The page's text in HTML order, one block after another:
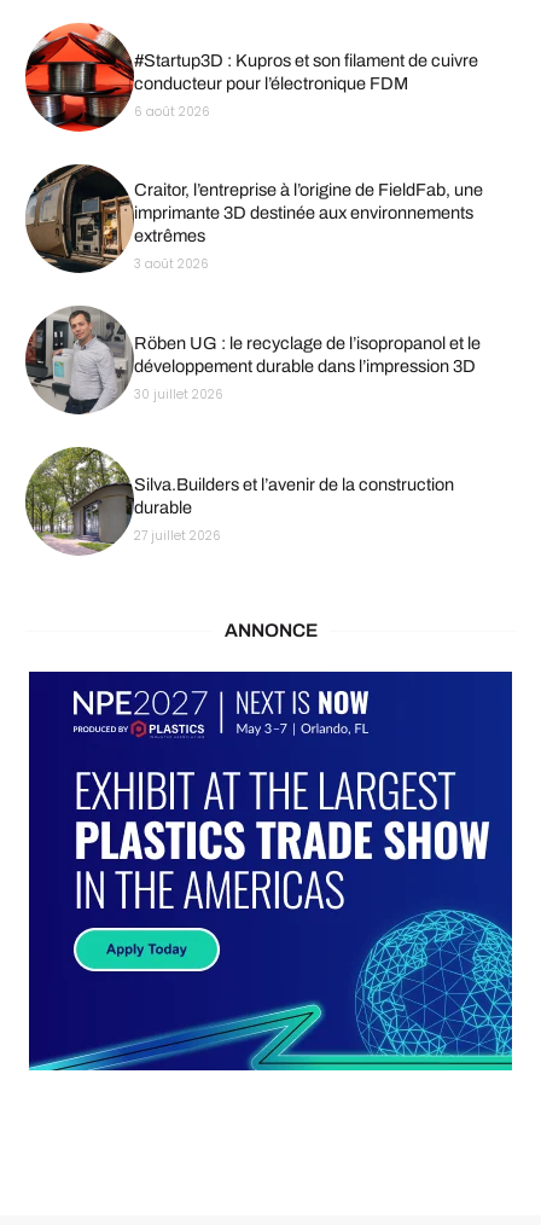
#Startup3D : Kupros et son filament de cuivre
conducteur pour l’électronique FDM
6 août 2026
Craitor, l’entreprise à l’origine de FieldFab, une
imprimante 3D destinée aux environnements
extrêmes
3 août 2026
Röben UG : le recyclage de l’isopropanol et le
développement durable dans l’impression 3D
30 juillet 2026
Silva.Builders et l’avenir de la construction
durable
27 juillet 2026
ANNONCE